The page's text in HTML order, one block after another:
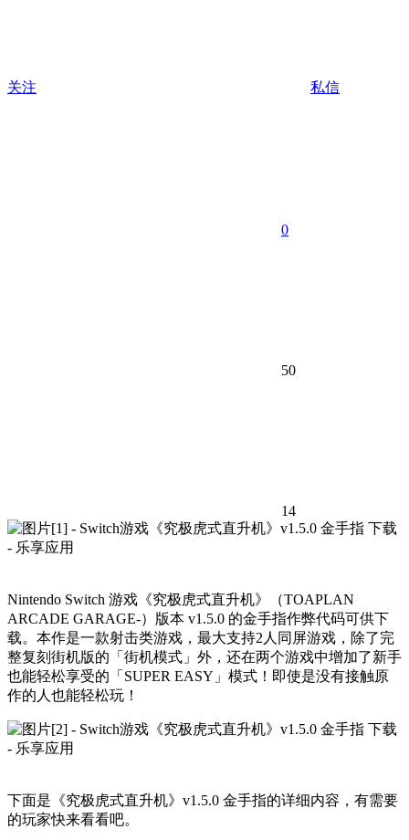
关注 私信
0
50
14
Nintendo Switch 游戏《究极虎式直升机》（TOAPLAN
ARCADE GARAGE-）版本 v1.5.0 的金手指作弊代码可供下
载。本作是一款射击类游戏，最大支持2人同屏游戏，除了完
整复刻街机版的「街机模式」外，还在两个游戏中增加了新手
也能轻松享受的「SUPER EASY」模式！即使是没有接触原
作的人也能轻松玩！
下面是《究极虎式直升机》v1.5.0 金手指的详细内容，有需要
的玩家快来看看吧。